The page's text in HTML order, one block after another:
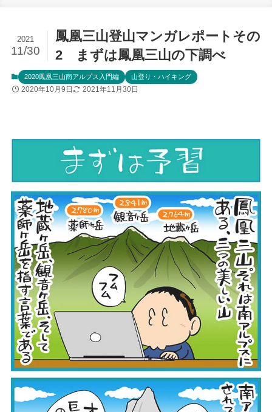
鳳凰三山登山マンガレポートその
2 まずは鳳凰三山の下調べ
2021
11/30
2020鳳凰三山南アルプス入門編 山登り・ハイキング
2020年10月9日 2021年11月30日